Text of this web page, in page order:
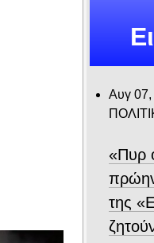
Αυγ
«Πυρ
της